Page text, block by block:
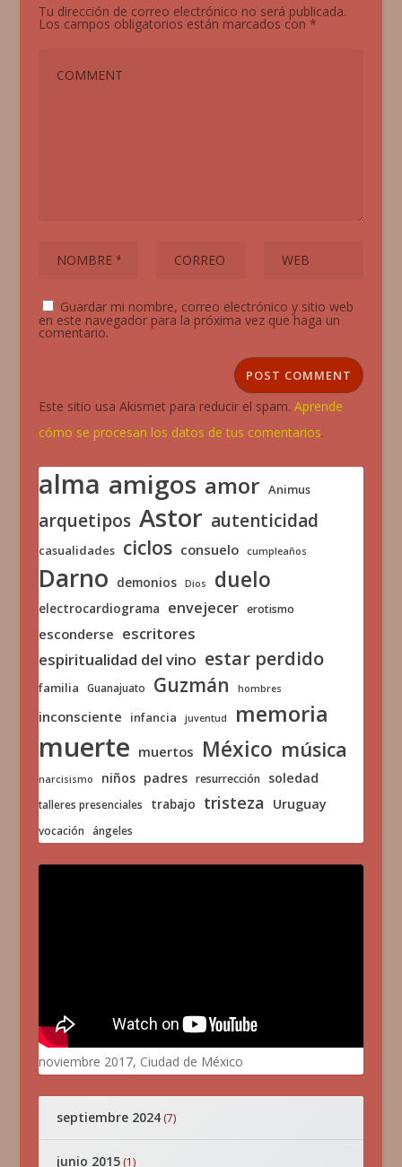
Tu dirección de correo electrónico no será publicada.
Los campos obligatorios están marcados con *
Guardar mi nombre, correo electrónico y sitio web
en este navegador para la próxima vez que haga un
comentario.
Este sitio usa Akismet para reducir el spam. Aprende
cómo se procesan los datos de tus comentarios.
alma amigos amor Animus
arquetipos Astor autenticidad
casualidades ciclos consuelo cumpleaños
Darno demonios Dios duelo
electrocardiograma envejecer erotismo
esconderse escritores
espiritualidad del vino estar perdido
familia Guanajuato Guzmán hombres
inconsciente infancia juventud memoria
muerte muertos México música
narcisismo niños padres resurrección soledad
talleres presenciales trabajo tristeza Uruguay
vocación ángeles
noviembre 2017, Ciudad de México
septiembre 2024(7)
junio 2015(1)